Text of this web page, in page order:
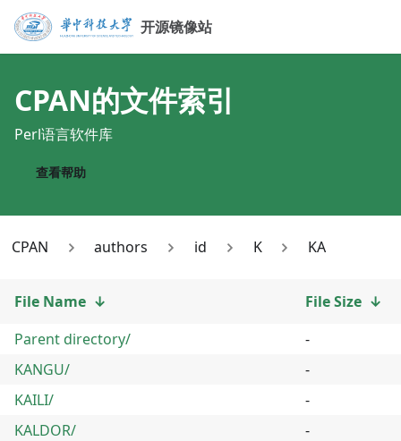
开源镜像站
CPAN的文件索引
Perl语言软件库
查看帮助
CPAN authors id K KA
File Name ↓ File Size ↓
Parent directory/
-
KANGU/
-
KAILI/
-
KALDOR/
-